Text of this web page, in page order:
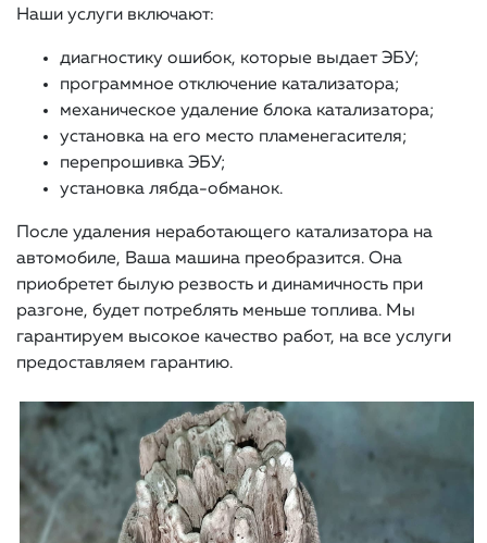
Наши услуги включают:
диагностику ошибок, которые выдает ЭБУ;
программное отключение катализатора;
механическое удаление блока катализатора;
установка на его место пламенегасителя;
перепрошивка ЭБУ;
установка лябда-обманок.
После удаления неработающего катализатора на
автомобиле, Ваша машина преобразится. Она
приобретет былую резвость и динамичность при
разгоне, будет потреблять меньше топлива. Мы
гарантируем высокое качество работ, на все услуги
предоставляем гарантию.